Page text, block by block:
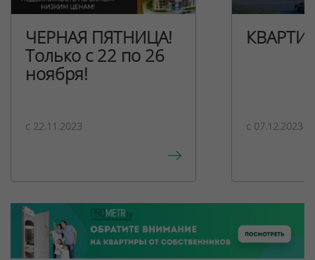
ЧЕРНАЯ ПЯТНИЦА!
Только с 22 по 26
ноября!
c 22.11.2023 c 07.12.2023